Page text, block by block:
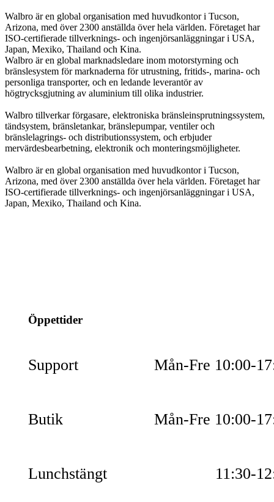
Walbro är en global organisation med huvudkontor i Tucson,
Arizona, med över 2300 anställda över hela världen. Företaget har
ISO-certifierade tillverknings- och ingenjörsanläggningar i USA,
Japan, Mexiko, Thailand och Kina.
Walbro är en global marknadsledare inom motorstyrning och
bränslesystem för marknaderna för utrustning, fritids-, marina- och
personliga transporter, och en ledande leverantör av
högtrycksgjutning av aluminium till olika industrier.
Walbro tillverkar förgasare, elektroniska bränsleinsprutningssystem,
tändsystem, bränsletankar, bränslepumpar, ventiler och
bränslelagrings- och distributionssystem, och erbjuder
mervärdesbearbetning, elektronik och monteringsmöjligheter.
Walbro är en global organisation med huvudkontor i Tucson,
Arizona, med över 2300 anställda över hela världen. Företaget har
ISO-certifierade tillverknings- och ingenjörsanläggningar i USA,
Japan, Mexiko, Thailand och Kina.
Öppettider
Support Mån-Fre 10:00-
Butik Mån-Fre 10:00-
Lunchstängt 11:30-